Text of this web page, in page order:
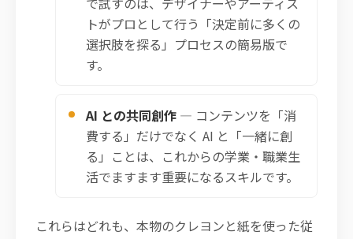
トがプロとして行う「決定前に多くの
選択肢を探る」プロセスの簡易版で
す。
AI との共同創作 — コンテンツを「消
費する」だけでなく AI と「一緒に創
る」ことは、これからの学業・職業生
活でますます重要になるスキルです。
これらはどれも、本物のクレヨンと紙を使った従